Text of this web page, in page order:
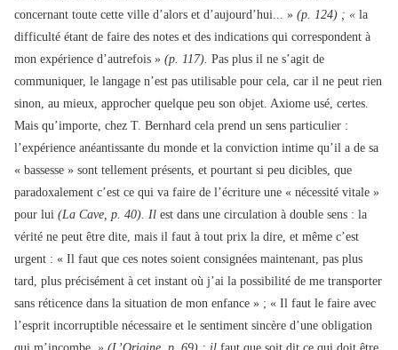
concernant toute cette ville d’alors et d’aujourd’hui... » (p. 124) ; « la
difficulté étant de faire des notes et des indications qui correspondent à
mon expérience d’autrefois » (p. 117). Pas plus il ne s’agit de
communiquer, le langage n’est pas utilisable pour cela, car il ne peut rien
sinon, au mieux, approcher quelque peu son objet. Axiome usé, certes.
Mais qu’importe, chez T. Bernhard cela prend un sens particulier :
l’expérience anéantissante du monde et la conviction intime qu’il a de sa
« bassesse » sont tellement présents, et pourtant si peu dicibles, que
paradoxalement c’est ce qui va faire de l’écriture une « nécessité vitale »
pour lui (La Cave, p. 40). Il est dans une circulation à double sens : la
vérité ne peut être dite, mais il faut à tout prix la dire, et même c’est
urgent : « Il faut que ces notes soient consignées maintenant, pas plus
tard, plus précisément à cet instant où j’ai la possibilité de me transporter
sans réticence dans la situation de mon enfance » ; « Il faut le faire avec
l’esprit incorruptible nécessaire et le sentiment sincère d’une obligation
qui m’incombe » (L’Origine, p. 69) : il faut que soit dit ce qui doit être